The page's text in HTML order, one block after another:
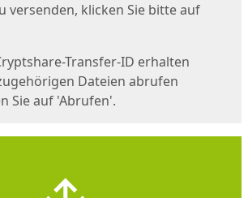
versenden, klicken Sie bitte auf
Transfer-ID erhalten
Dateien abrufen
Sie auf 'Abrufen'.